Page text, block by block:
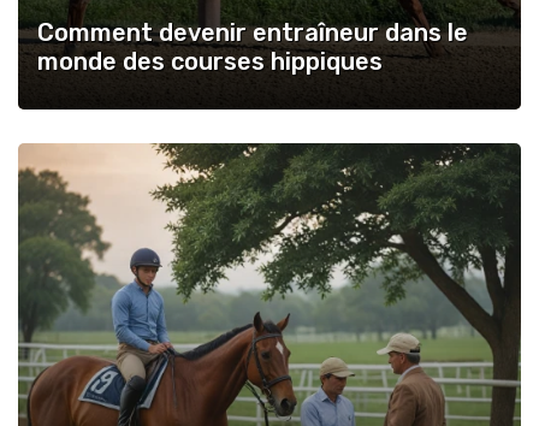
Comment devenir entraîneur dans le
monde des courses hippiques